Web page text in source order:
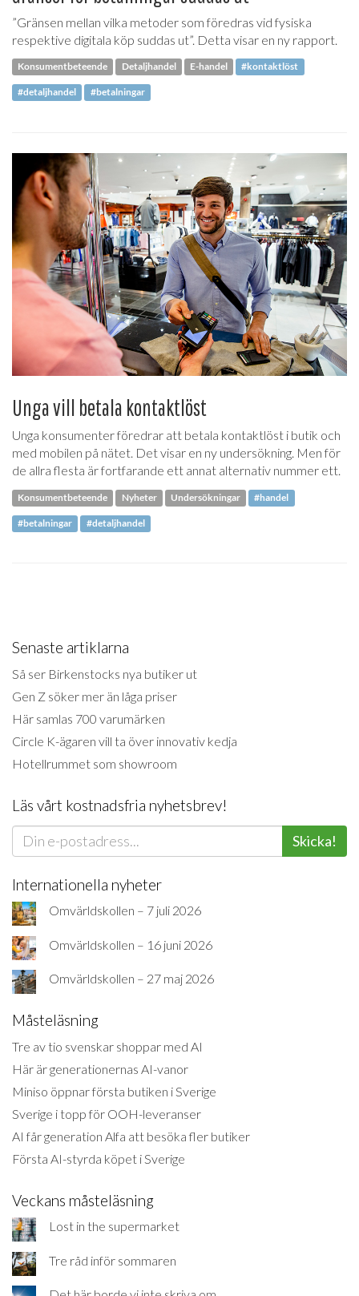
”Gränsen mellan vilka metoder som föredras vid fysiska
respektive digitala köp suddas ut”. Detta visar en ny rapport.
Konsumentbeteende Detaljhandel E-handel #kontaktlöst
#detaljhandel #betalningar
Unga vill betala kontaktlöst
Unga konsumenter föredrar att betala kontaktlöst i butik och
med mobilen på nätet. Det visar en ny undersökning. Men för
de allra flesta är fortfarande ett annat alternativ nummer ett.
Konsumentbeteende Nyheter Undersökningar #handel
#betalningar #detaljhandel
Senaste artiklarna
Så ser Birkenstocks nya butiker ut
Gen Z söker mer än låga priser
Här samlas 700 varumärken
Circle K-ägaren vill ta över innovativ kedja
Hotellrummet som showroom
Läs vårt kostnadsfria nyhetsbrev!
Skicka!
Internationella nyheter
Omvärldskollen – 7 juli 2026
Omvärldskollen – 16 juni 2026
Omvärldskollen – 27 maj 2026
Måsteläsning
Tre av tio svenskar shoppar med AI
Här är generationernas AI-vanor
Miniso öppnar första butiken i Sverige
Sverige i topp för OOH-leveranser
AI får generation Alfa att besöka fler butiker
Första AI-styrda köpet i Sverige
Veckans måsteläsning
Lost in the supermarket
Tre råd inför sommaren